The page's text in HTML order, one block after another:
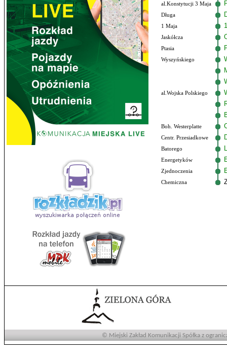
al.Konstytucji 3 Maja
Długa
1 Maja
Jaskółcza
Ptasia
Wyszyńskiego
al.Wojska Polskiego
Boh. Westerplatte
Centr. Przesiadkowe
Batorego
Energetyków
Zjednoczenia
Chemiczna
© Miejski Zakład Komunikacji Spółka z